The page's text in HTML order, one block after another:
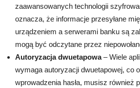
zaawansowanych technologii
oznacza, że informacje przesyłane
urządzeniem a serwerami banku są
mogą być odczytane przez
Autoryzacja dwuetapowa– Wiele
wymaga autoryzacji dwuetapowej, co
wprowadzenia hasła, musisz również